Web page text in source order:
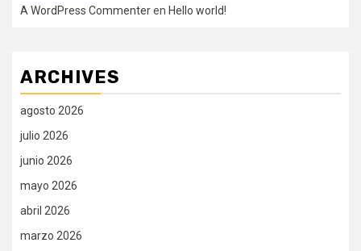
A WordPress Commenteren Hello world!
ARCHIVES
agosto 2026
julio 2026
junio 2026
mayo 2026
abril 2026
marzo 2026